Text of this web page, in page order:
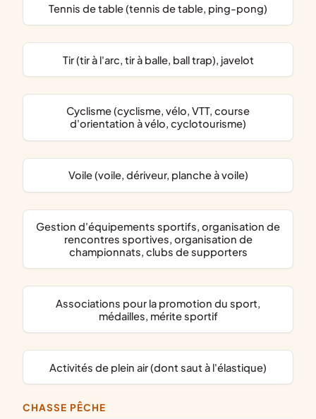
Tennis de table (tennis de table, ping-pong)
Tir (tir à l'arc, tir à balle, ball trap), javelot
Cyclisme (cyclisme, vélo, VTT, course
d'orientation à vélo, cyclotourisme)
Voile (voile, dériveur, planche à voile)
gestion d'équipements sportifs, organisation de
rencontres sportives, organisation de
championnats, clubs de supporters
associations pour la promotion du sport,
médailles, mérite sportif
activités de plein air (dont saut à l'élastique)
CHASSE PÊCHE